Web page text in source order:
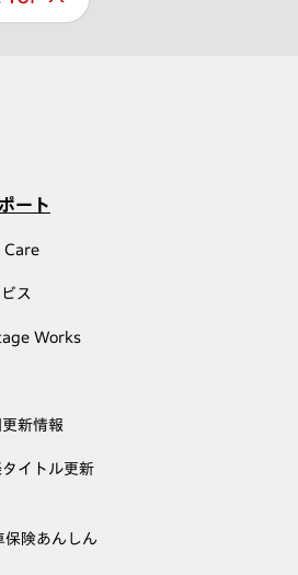
ート
Care
ス
Works
新情報
イトル更新
保険あんしん